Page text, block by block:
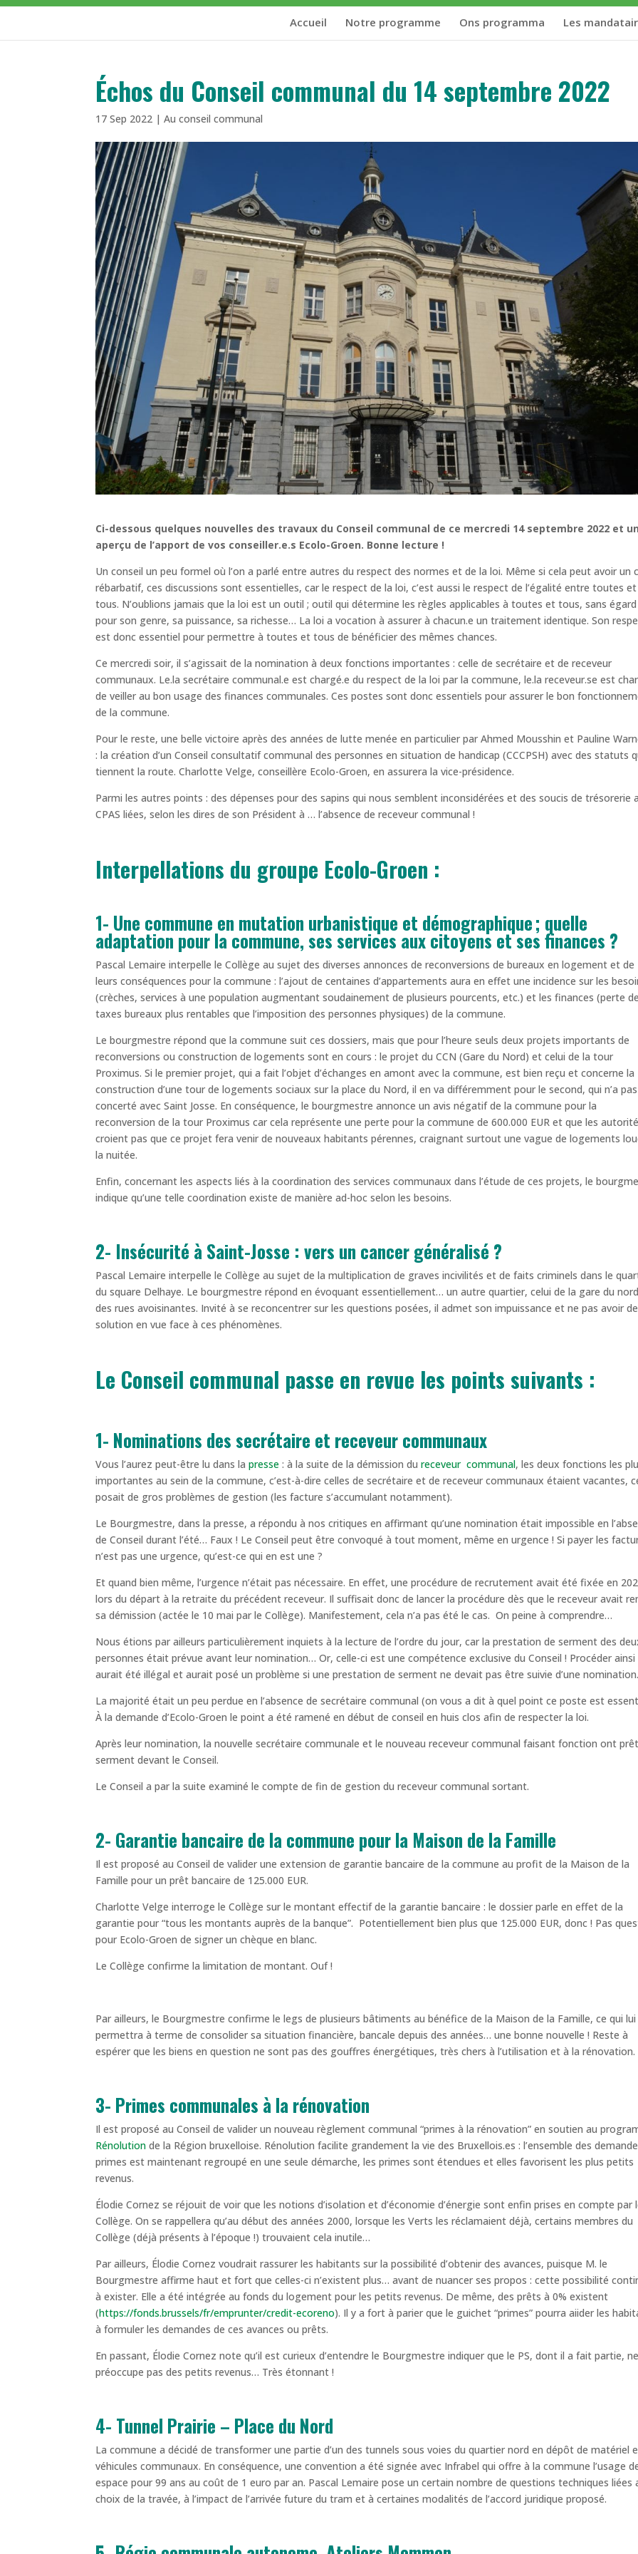
Accueil Notre programme Ons programma Les
Échos du Conseil communal du 14 septembre 2022
17 Sep 2022 |Au conseil communal
Ci-dessous quelques nouvelles des travaux du Conseil communal de ce mercredi 14 septembre 2022 et un
aperçu de l’apport de vos conseiller.e.s Ecolo-Groen. Bonne lecture !
Un conseil un peu formel où l’on a parlé entre autres du respect des normes et de la loi. Même si cela peut avoir un
rébarbatif, ces discussions sont essentielles, car le respect de la loi, c’est aussi le respect de l’égalité entre toutes et
tous. N’oublions jamais que la loi est un outil ; outil qui détermine les règles applicables à toutes et tous, sans égard
pour son genre, sa puissance, sa richesse… La loi a vocation à assurer à chacun.e un traitement identique. Son
est donc essentiel pour permettre à toutes et tous de bénéficier des mêmes chances.
Ce mercredi soir, il s’agissait de la nomination à deux fonctions importantes : celle de secrétaire et de receveur
communaux. Le.la secrétaire communal.e est chargé.e du respect de la loi par la commune, le.la receveur.se est
de veiller au bon usage des finances communales. Ces postes sont donc essentiels pour assurer le bon
de la commune.
Pour le reste, une belle victoire après des années de lutte menée en particulier par Ahmed Mousshin et Pauline
: la création d’un Conseil consultatif communal des personnes en situation de handicap (CCCPSH) avec des statuts
tiennent la route. Charlotte Velge, conseillère Ecolo-Groen, en assurera la vice-présidence.
Parmi les autres points : des dépenses pour des sapins qui nous semblent inconsidérées et des soucis de trésorerie
CPAS liées, selon les dires de son Président à … l’absence de receveur communal !
Interpellations du groupe Ecolo-Groen :
1- Une commune en mutation urbanistique et démographique ; quelle
adaptation pour la commune, ses services aux citoyens et ses finances ?
Pascal Lemaire interpelle le Collège au sujet des diverses annonces de reconversions de bureaux en logement et de
leurs conséquences pour la commune : l’ajout de centaines d’appartements aura en effet une incidence sur les
(crèches, services à une population augmentant soudainement de plusieurs pourcents, etc.) et les finances (perte de
taxes bureaux plus rentables que l’imposition des personnes physiques) de la commune.
Le bourgmestre répond que la commune suit ces dossiers, mais que pour l’heure seuls deux projets importants de
reconversions ou construction de logements sont en cours : le projet du CCN (Gare du Nord) et celui de la tour
Proximus. Si le premier projet, qui a fait l’objet d’échanges en amont avec la commune, est bien reçu et concerne la
construction d’une tour de logements sociaux sur la place du Nord, il en va différemment pour le second, qui n’a
concerté avec Saint Josse. En conséquence, le bourgmestre annonce un avis négatif de la commune pour la
reconversion de la tour Proximus car cela représente une perte pour la commune de 600.000 EUR et que les
croient pas que ce projet fera venir de nouveaux habitants pérennes, craignant surtout une vague de logements
la nuitée.
Enfin, concernant les aspects liés à la coordination des services communaux dans l’étude de ces projets, le
indique qu’une telle coordination existe de manière ad-hoc selon les besoins.
2- Insécurité à Saint-Josse : vers un cancer généralisé ?
Pascal Lemaire interpelle le Collège au sujet de la multiplication de graves incivilités et de faits criminels dans le
du square Delhaye. Le bourgmestre répond en évoquant essentiellement… un autre quartier, celui de la gare du
des rues avoisinantes. Invité à se reconcentrer sur les questions posées, il admet son impuissance et ne pas avoir de
solution en vue face à ces phénomènes.
Le Conseil communal passe en revue les points suivants :
1- Nominations des secrétaire et receveur communaux
Vous l’aurez peut-être lu dans lapresse: à la suite de la démission dureceveur communal, les deux fonctions les
importantes au sein de la commune, c’est-à-dire celles de secrétaire et de receveur communaux étaient vacantes,
posait de gros problèmes de gestion (les facture s’accumulant notamment).
Le Bourgmestre, dans la presse, a répondu à nos critiques en affirmant qu’une nomination était impossible en
de Conseil durant l’été… Faux ! Le Conseil peut être convoqué à tout moment, même en urgence ! Si payer les
n’est pas une urgence, qu’est-ce qui en est une ?
Et quand bien même, l’urgence n’était pas nécessaire. En effet, une procédure de recrutement avait été fixée en
lors du départ à la retraite du précédent receveur. Il suffisait donc de lancer la procédure dès que le receveur avait
sa démission (actée le 10 mai par le Collège). Manifestement, cela n’a pas été le cas. On peine à comprendre…
Nous étions par ailleurs particulièrement inquiets à la lecture de l’ordre du jour, car la prestation de serment des
personnes était prévue avant leur nomination… Or, celle-ci est une compétence exclusive du Conseil ! Procéder ainsi
aurait été illégal et aurait posé un problème si une prestation de serment ne devait pas être suivie d’une nomination.
La majorité était un peu perdue en l’absence de secrétaire communal (on vous a dit à quel point ce poste est
À la demande d’Ecolo-Groen le point a été ramené en début de conseil en huis clos afin de respecter la loi.
Après leur nomination, la nouvelle secrétaire communale et le nouveau receveur communal faisant fonction ont
serment devant le Conseil.
Le Conseil a par la suite examiné le compte de fin de gestion du receveur communal sortant.
2- Garantie bancaire de la commune pour la Maison de la Famille
Il est proposé au Conseil de valider une extension de garantie bancaire de la commune au profit de la Maison de la
Famille pour un prêt bancaire de 125.000 EUR.
Charlotte Velge interroge le Collège sur le montant effectif de la garantie bancaire : le dossier parle en effet de la
garantie pour “tous les montants auprès de la banque”. Potentiellement bien plus que 125.000 EUR, donc ! Pas
pour Ecolo-Groen de signer un chèque en blanc.
Le Collège confirme la limitation de montant. Ouf !
Par ailleurs, le Bourgmestre confirme le legs de plusieurs bâtiments au bénéfice de la Maison de la Famille, ce qui lui
permettra à terme de consolider sa situation financière, bancale depuis des années… une bonne nouvelle ! Reste à
espérer que les biens en question ne sont pas des gouffres énergétiques, très chers à l’utilisation et à la rénovation.
3- Primes communales à la rénovation
Il est proposé au Conseil de valider un nouveau règlement communal “primes à la rénovation” en soutien au
Rénolution de la Région bruxelloise. Rénolution facilite grandement la vie des Bruxellois.es : l’ensemble des
primes est maintenant regroupé en une seule démarche, les primes sont étendues et elles favorisent les plus petits
revenus.
Élodie Cornez se réjouit de voir que les notions d’isolation et d’économie d’énergie sont enfin prises en compte par
Collège. On se rappellera qu’au début des années 2000, lorsque les Verts les réclamaient déjà, certains membres du
Collège (déjà présents à l’époque !) trouvaient cela inutile…
Par ailleurs, Élodie Cornez voudrait rassurer les habitants sur la possibilité d’obtenir des avances, puisque M. le
Bourgmestre affirme haut et fort que celles-ci n’existent plus… avant de nuancer ses propos : cette possibilité
à exister. Elle a été intégrée au fonds du logement pour les petits revenus. De même, des prêts à 0% existent
(https://fonds.brussels/fr/emprunter/credit-ecoreno). Il y a fort à parier que le guichet “primes” pourra aiider les
à formuler les demandes de ces avances ou prêts.
En passant, Élodie Cornez note qu’il est curieux d’entendre le Bourgmestre indiquer que le PS, dont il a fait partie,
préoccupe pas des petits revenus… Très étonnant !
4- Tunnel Prairie – Place du Nord
La commune a décidé de transformer une partie d’un des tunnels sous voies du quartier nord en dépôt de matériel
véhicules communaux. En conséquence, une convention a été signée avec Infrabel qui offre à la commune l’usage
espace pour 99 ans au coût de 1 euro par an. Pascal Lemaire pose un certain nombre de questions techniques liées
choix de la travée, à l’impact de l’arrivée future du tram et à certaines modalités de l’accord juridique proposé.